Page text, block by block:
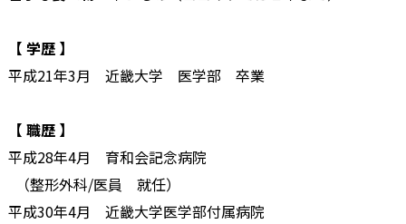
【 学歴 】
平成21年3月 近畿大学 医学部 卒業
【 職歴 】
平成28年4月 育和会記念病院
（整形外科/医員 就任）
平成30年4月 近畿大学医学部付属病院